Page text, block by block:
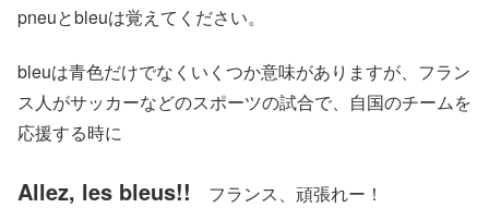
pneuとbleuは覚えてください。
bleuは青色だけでなくいくつか意味がありますが、フラン
ス人がサッカーなどのスポーツの試合で、自国のチームを
応援する時に
Allez, les bleus!! フランス、頑張れー！